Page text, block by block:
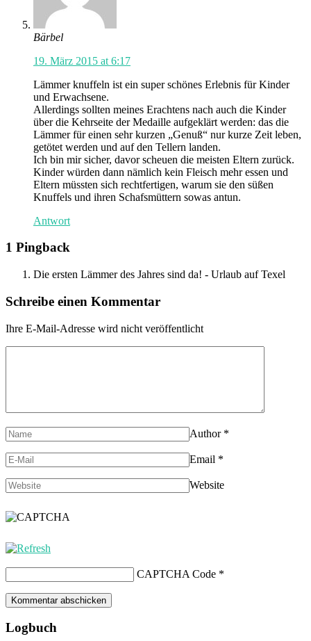
Bärbel
19. März 2015 at 6:17
Lämmer knuffeln ist ein super schönes Erlebnis für Kinder
und Erwachsene.
Allerdings sollten meines Erachtens nach auch die Kinder
über die Kehrseite der Medaille aufgeklärt werden: das die
Lämmer für einen sehr kurzen „Genuß“ nur kurze Zeit leben,
getötet werden und auf den Tellern landen.
Ich bin mir sicher, davor scheuen die meisten Eltern zurück.
Kinder würden dann nämlich kein Fleisch mehr essen und
Eltern müssten sich rechtfertigen, warum sie den süßen
Knuffels und ihren Schafsmüttern sowas antun.
Antwort
1 Pingback
Die ersten Lämmer des Jahres sind da! - Urlaub auf Texel
Schreibe einen Kommentar
Ihre E-Mail-Adresse wird nicht veröffentlicht
Author *
Email *
Website
CAPTCHA Code *
Logbuch